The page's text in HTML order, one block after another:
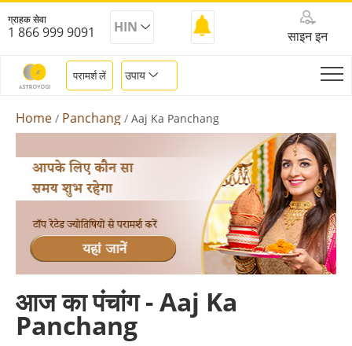
ग्राहक सेवा
1 866 999 9091 HIN
साइन इन
परामर्श लें उपाय
Home Panchang Aaj Ka Panchang
आज का पंचांग - Aaj Ka
Panchang